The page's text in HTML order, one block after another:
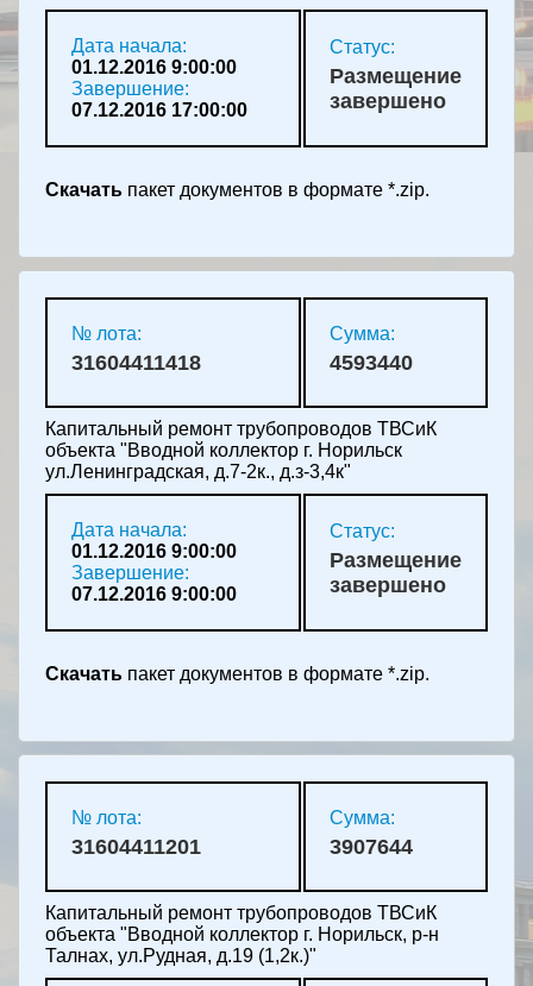
Дата начала:
01.12.2016 9:00:00
Завершение:
07.12.2016 17:00:00
Статус:
Размещение
завершено
Скачать пакет документов в формате *.zip.
№ лота:
31604411418
Сумма:
4593440
Капитальный ремонт трубопроводов ТВСиК
объекта "Вводной коллектор г. Норильск
ул.Ленинградская, д.7-2к., д.з-3,4к"
Дата начала:
01.12.2016 9:00:00
Завершение:
07.12.2016 9:00:00
Статус:
Размещение
завершено
Скачать пакет документов в формате *.zip.
№ лота:
31604411201
Сумма:
3907644
Капитальный ремонт трубопроводов ТВСиК
объекта "Вводной коллектор г. Норильск, р-н
Талнах, ул.Рудная, д.19 (1,2к.)"